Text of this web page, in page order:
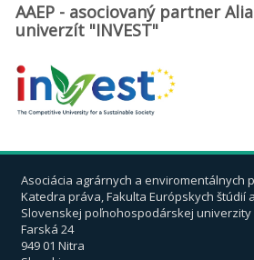
AAEP - asociovaný partner
univerzít "INVEST"
Asociácia agrárnych a enviromentálnych
Katedra práva, Fakulta Európskych štúdií
Slovenskej poľnohospodárskej univerzity
Farská 24
949 01 Nitra